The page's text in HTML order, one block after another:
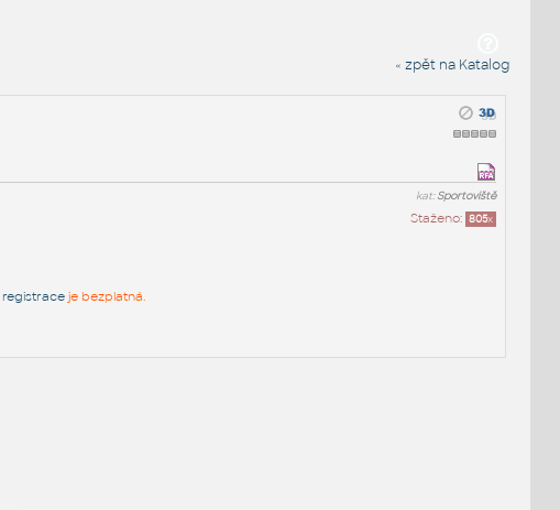
« zpět na Katalog
kat:Sportoviště
Staženo: 805x
registraceje bezplatná.